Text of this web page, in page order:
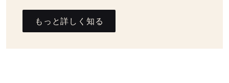
もっと詳しく知る